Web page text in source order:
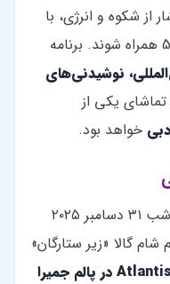
از شکوه و انرژی، با
اجرای زنده و فراموش‌نشدنی مارون 5 همراه شوند. برنامه
نوشیدنی‌های
یکی از
خواهد بود.
گروه پاپ‌راک معروف Maroon 5 در شب ۳۱ دسامبر ۲۰۲۵
گالا «زیر ستارگان»